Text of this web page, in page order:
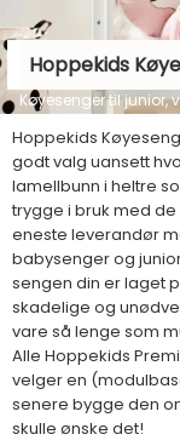
Hoppekids
Køyesenger til junior,
Hoppekids
godt valg uansett
lamellbunn i heltre
trygge i bruk med
eneste leverandør
babysenger og
sengen din er laget
skadelige og
vare så lenge som
Alle Hoppekids
velger en
senere bygge den
skulle ønske det!